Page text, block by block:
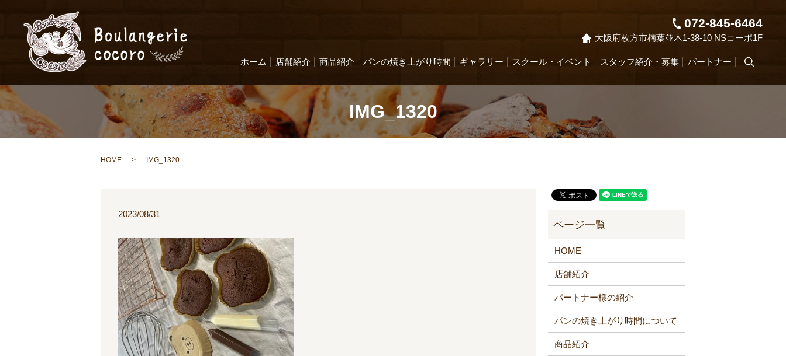
072-845-6464
大阪府枚方市楠葉並木1-38-10 NSコーポ1F
ホーム 店舗紹介 商品紹介 パンの焼き上がり時間 ギャラリー スクール・イベント スタッフ紹介・募集 パートナー
IMG_1320
HOME IMG_1320
2023/08/31
HOME
店舗紹介
パートナー様の紹介
パンの焼き上がり時間について
商品紹介